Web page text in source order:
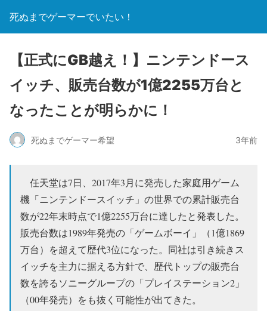
死ぬまでゲーマーでいたい！
【正式にGB越え！】ニンテンドース
イッチ、販売台数が1億2255万台と
なったことが明らかに！
死ぬまでゲーマー希望 3年前
任天堂は7日、2017年3月に発売した家庭用ゲーム
機「ニンテンドースイッチ」の世界での累計販売台
数が22年末時点で1億2255万台に達したと発表した。
販売台数は1989年発売の「ゲームボーイ」（1億1869
万台）を超えて歴代3位になった。同社は引き続きス
イッチを主力に据える方針で、歴代トップの販売台
数を誇るソニーグループの「プレイステーション2」
（00年発売）をも抜く可能性が出てきた。